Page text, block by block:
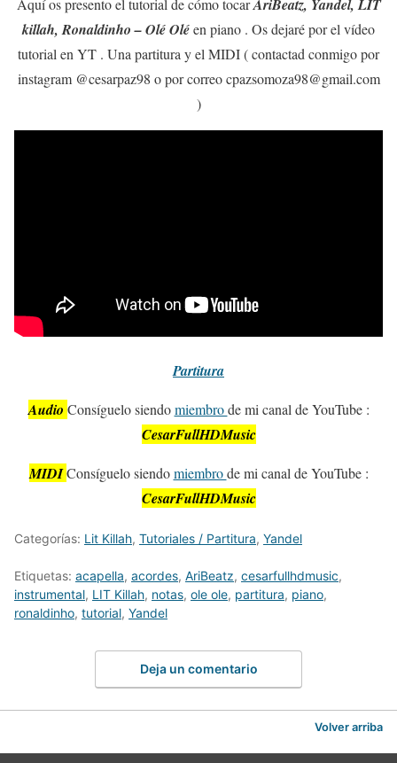
Aquí os presento el tutorial de cómo tocarAriBeatz, Yandel, LIT
killah, Ronaldinho – Olé Oléen piano . Os dejaré por el vídeo
tutorial en YT . Una partitura y el MIDI ( contactad conmigo por
instagram @cesarpaz98 o por correo cpazsomoza98@gmail.com
)
Partitura
Audio Consíguelo siendomiembrode mi canal de YouTube :
CesarFullHDMusic
MIDI Consíguelo siendomiembrode mi canal de YouTube :
CesarFullHDMusic
Categorías: Lit Killah, Tutoriales / Partitura, Yandel
Etiquetas: acapella, acordes, AriBeatz, cesarfullhdmusic,
instrumental, LIT Killah, notas, ole ole, partitura, piano,
ronaldinho, tutorial, Yandel
Deja un comentario
Volver arriba